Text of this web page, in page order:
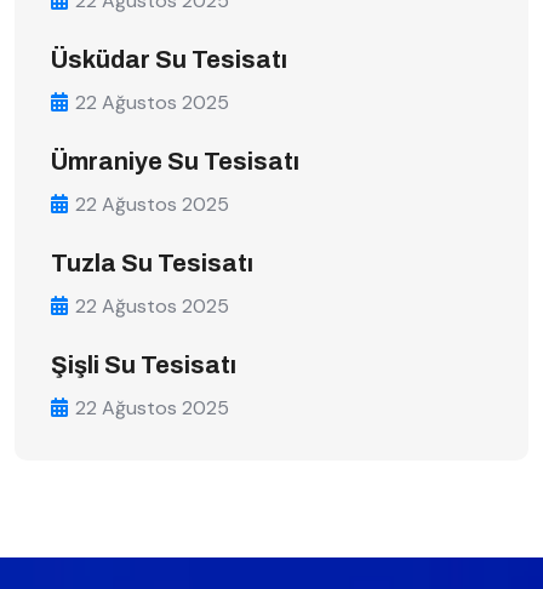
Üsküdar Su Tesisatı
22 Ağustos 2025
Ümraniye Su Tesisatı
22 Ağustos 2025
Tuzla Su Tesisatı
22 Ağustos 2025
Şişli Su Tesisatı
22 Ağustos 2025